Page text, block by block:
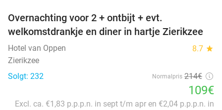
Overnachting voor 2 + ontbijt + evt.
welkomstdrankje en diner in hartje Zierikzee
Hotel van Oppen 8.7 star
Zierikzee
Solgt: 232
Normalpris 214€
109€
Excl. ca. €1,83 p.p.p.n. in sept t/m apr en €2,04 p.p.p.n. in